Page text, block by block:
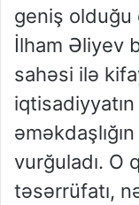
geniş
İlham Əliyev
sahəsi ilə
vurğuladı. O
təsərrüfatı,